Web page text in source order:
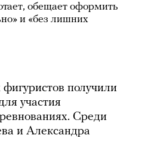
обещает оформить
и «без лишних
получили
участия
Среди
и Александра